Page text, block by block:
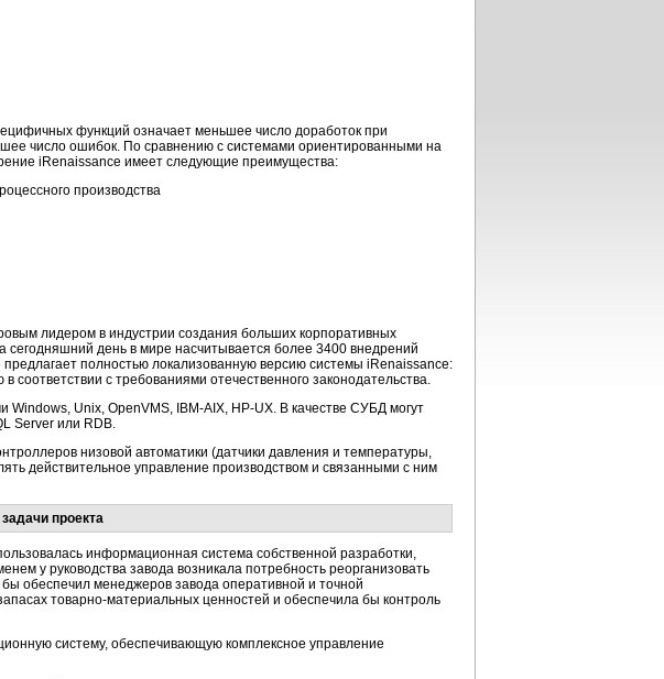
функций означает меньшее число доработок при
число ошибок. По сравнению с системами ориентированными на
iRenaissance имеет следующие преимущества:
производства
лидером в индустрии создания больших корпоративных
день в мире насчитывается более 3400 внедрений
полностью локализованную версию системы iRenaissance:
с требованиями отечественного законодательства.
Windows, Unix, OpenVMS, IBM-AIX, HP-UX. В качестве СУБД могут
Server или RDB.
низовой автоматики (датчики давления и температуры,
действительное управление производством и связанными с ним
проекта
информационная система собственной разработки,
у руководства завода возникала потребность реорганизовать
бы обеспечил менеджеров завода оперативной и точной
товарно-материальных ценностей и обеспечила бы контроль
систему, обеспечивающую комплексное управление